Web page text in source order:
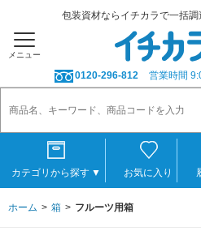
包装資材ならイチカラで一括
メニュー
0120-296-812 営業時間
カテゴリから探す ▼ お気に入り
ホーム 箱 フルーツ用箱